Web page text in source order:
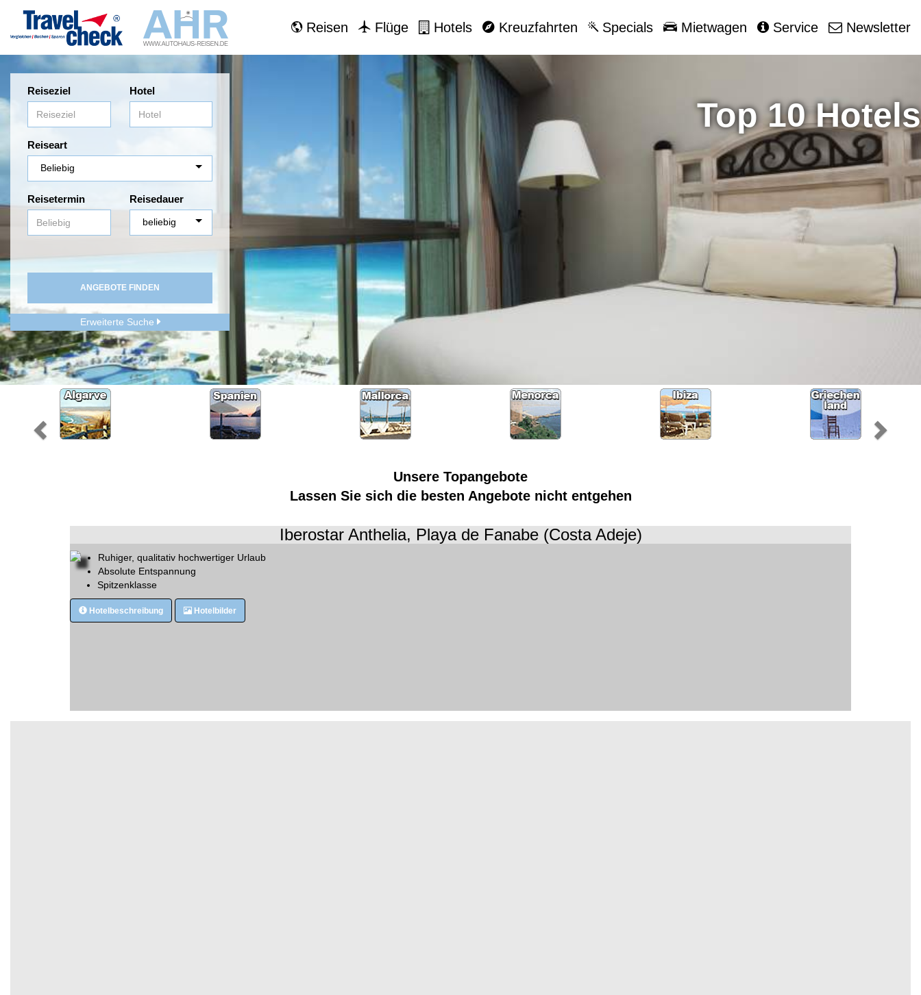
Reisen Flüge Hotels Kreuzfahrten Specials Mietwagen Service Newsletter
Reiseziel Hotel
Reiseart
Reisetermin Reisedauer
ANGEBOTE FINDEN
Erweiterte Suche
Top 10 Hotels
Unsere Topangebote
Lassen Sie sich die besten Angebote nicht entgehen
Iberostar Anthelia, Playa de Fanabe (Costa Adeje)
Ruhiger, qualitativ hochwertiger Urlaub
Absolute Entspannung
Spitzenklasse
Hotelbeschreibung Hotelbilder